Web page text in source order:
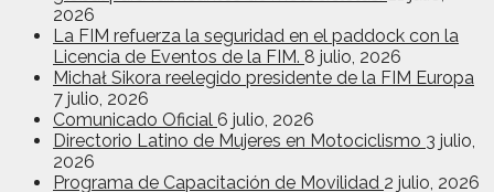
2026
La FIM refuerza la seguridad en el paddock con la
Licencia de Eventos de la FIM. 8 julio, 2026
Michał Sikora reelegido presidente de la FIM Europa
7 julio, 2026
Comunicado Oficial 6 julio, 2026
Directorio Latino de Mujeres en Motociclismo 3 julio,
2026
Programa de Capacitación de Movilidad 2 julio, 2026